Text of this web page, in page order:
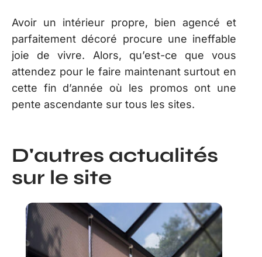
Avoir un intérieur propre, bien agencé et
parfaitement décoré procure une ineffable
joie de vivre. Alors, qu’est-ce que vous
attendez pour le faire maintenant surtout en
cette fin d’année où les promos ont une
pente ascendante sur tous les sites.
D'autres actualités
sur le site